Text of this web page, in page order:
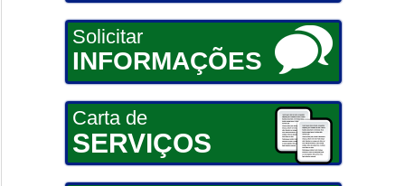
Solicitar
INFORMAÇÕES
Carta de
SERVIÇOS